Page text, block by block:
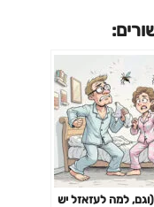
(וגם, למה לעזאזל יש